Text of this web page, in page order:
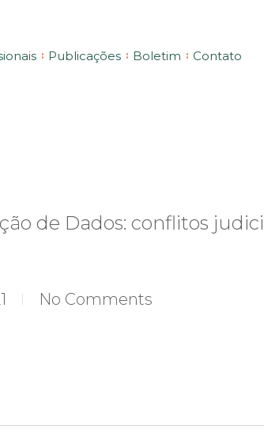
Publicações Boletim Contato
de Dados: conflitos
No Comments